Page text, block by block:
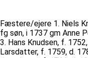
Fæstere/ejere 1. Niels
fg søn, i 1737 gm Anne
3. Hans Knudsen, f.
Larsdatter, f. 1759, d.